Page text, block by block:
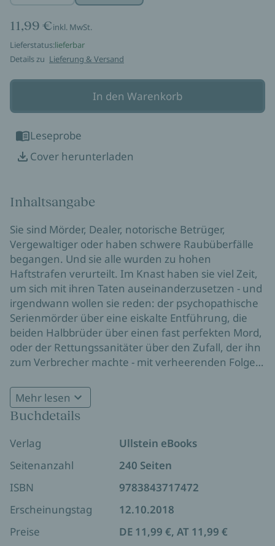
11,99 €inkl. MwSt.
Lieferstatus:lieferbar
Details zu Lieferung & Versand
In den Warenkorb
Leseprobe
Cover herunterladen
Inhaltsangabe
Sie sind Mörder, Dealer, notorische Betrüger,
Vergewaltiger oder haben schwere Raubüberfälle
begangen. Und sie alle wurden zu hohen
Haftstrafen verurteilt. Im Knast haben sie viel Zeit,
um sich mit ihren Taten auseinanderzusetzen - und
irgendwann wollen sie reden: der psychopathische
Serienmörder über eine eiskalte Entführung, die
beiden Halbbrüder über einen fast perfekten Mord,
oder der Rettungssanitäter über den Zufall, der ihn
zum Verbrecher machte - mit verheerenden Folgen.
tief in den Abgrund ihrer Seele blicken. Die besten
dieser Geschichten hat er hier aufgeschrieben.
Wahre Geschichten, die unter die Haut gehen.
Mehr lesen
Buchdetails
Verlag
Ullstein eBooks
Seitenanzahl
240 Seiten
ISBN
9783843717472
Erscheinungstag
12.10.2018
Preise
DE 11,99 €, AT 11,99 €